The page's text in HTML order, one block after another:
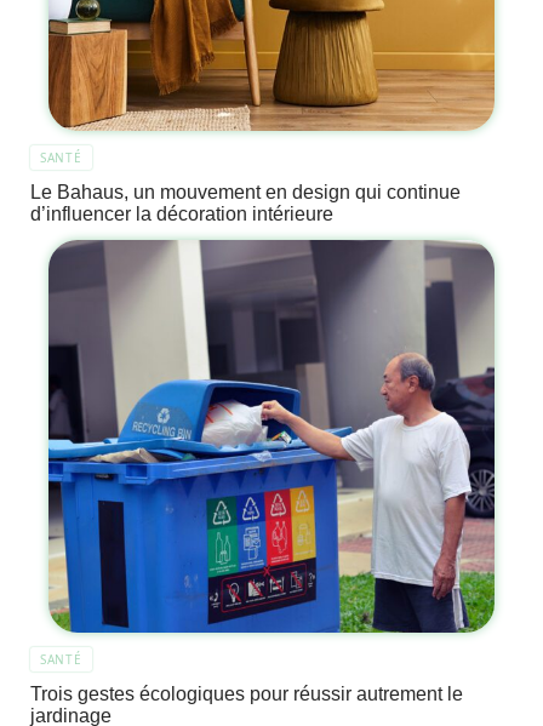
SANTÉ
Le Bahaus, un mouvement en design qui continue
d’influencer la décoration intérieure
SANTÉ
Trois gestes écologiques pour réussir autrement le
jardinage